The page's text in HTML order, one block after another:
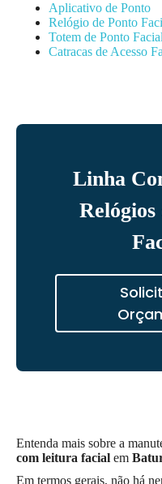
Aplicativo de Ponto
Relógio de Ponto
Totem de Ponto Facial
Catracas de Acesso
Linha
Relógios
Entenda mais sobre a
com leitura facial em
Em termos gerais, não há